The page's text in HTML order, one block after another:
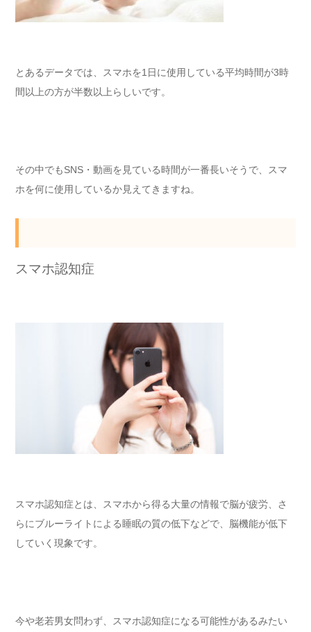
とあるデータでは、スマホを1日に使用している平均時間が3時
間以上の方が半数以上らしいです。
その中でもSNS・動画を見ている時間が一番長いそうで、スマ
ホを何に使用しているか見えてきますね。
スマホ認知症
スマホ認知症とは、スマホから得る大量の情報で脳が疲労、さ
らにブルーライトによる睡眠の質の低下などで、脳機能が低下
していく現象です。
今や老若男女問わず、スマホ認知症になる可能性があるみたい